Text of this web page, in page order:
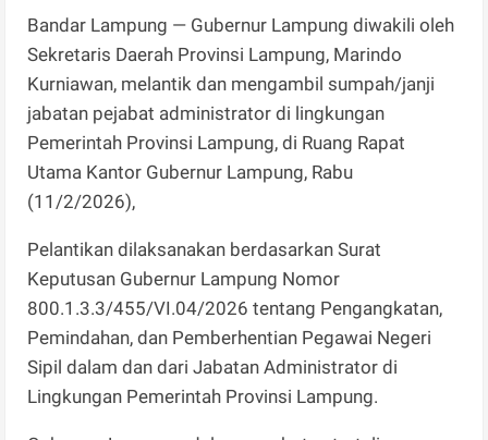
Bandar Lampung — Gubernur Lampung diwakili oleh
Sekretaris Daerah Provinsi Lampung, Marindo
Kurniawan, melantik dan mengambil sumpah/janji
jabatan pejabat administrator di lingkungan
Pemerintah Provinsi Lampung, di Ruang Rapat
Utama Kantor Gubernur Lampung, Rabu
(11/2/2026),
Pelantikan dilaksanakan berdasarkan Surat
Keputusan Gubernur Lampung Nomor
800.1.3.3/455/VI.04/2026 tentang Pengangkatan,
Pemindahan, dan Pemberhentian Pegawai Negeri
Sipil dalam dan dari Jabatan Administrator di
Lingkungan Pemerintah Provinsi Lampung.